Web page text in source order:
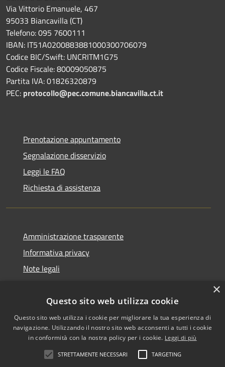
Via Vittorio Emanuele, 467
95033 Biancavilla (CT)
Telefono: 095 7600111
IBAN: IT51A0200883881000300706079
Codice BIC/Swift: UNCRITM1G75
Codice Fiscale: 80009050875
Partita IVA: 01826320879
PEC: protocollo@pec.comune.biancavilla.ct.it
Prenotazione appuntamento
Segnalazione disservizio
Leggi le FAQ
Richiesta di assistenza
Amministrazione trasparente
Informativa privacy
Note legali
Accessibilità
Copyright © 2026 • Comune di
Municipium•Accesso
×
Questo sito web utilizza cookie
Questo sito web utilizza i cookie per migliorare la tua esperienza di
navigazione. Utilizzando il nostro sito web acconsenti a tutti i cookie
in conformità con la nostra policy per i cookie. Leggi di più
STRETTAMENTE NECESSARI TARGETING